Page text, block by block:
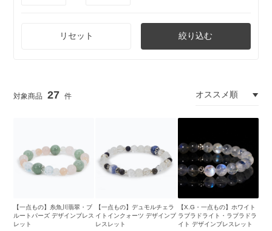
リセット 絞り込む
27
【一点もの】糸魚川翡翠・ブ
ルートパーズ デザインブレス
レット
【一点もの】デュモルチェラ
イトインクォーツ デザインブ
レスレット
【X.G・一点もの】ホワイト
ラブラドライト・ラブラドラ
イト デザインブレスレット